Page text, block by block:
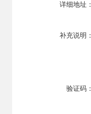
详细地址：
补充说明：
验证码：